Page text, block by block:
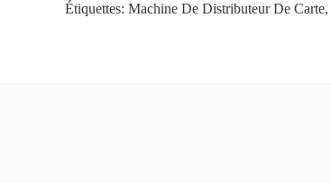
Étiquettes: Machine De Distributeur De Carte,